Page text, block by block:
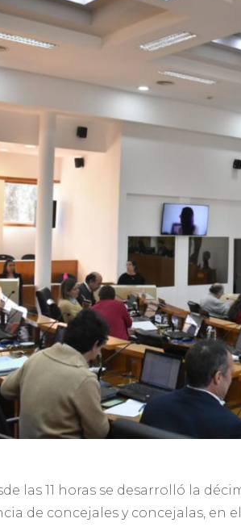
las 11 horas se desarrolló la
de concejales y concejalas, en